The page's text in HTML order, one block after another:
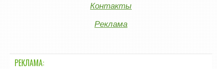
Контакты
Реклама
РЕКЛАМА: